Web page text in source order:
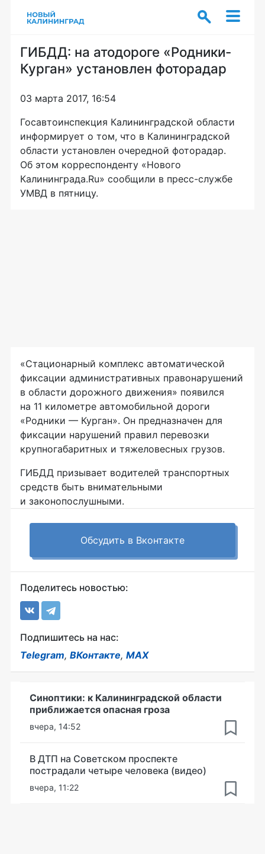
ГИБДД: на атодороге «Родники-
Курган» установлен фоторадар
03 марта 2017, 16:54
Госавтоинспекция Калининградской области
информирует о том, что в Калининградской
области установлен очередной фоторадар.
Об этом корреспонденту «Нового
Калининграда.Ru» сообщили в пресс-службе
УМВД в пятницу.
«Стационарный комплекс автоматической
фиксации административных правонарушений
в области дорожного движения» появился
на 11 километре автомобильной дороги
«Родники — Курган». Он предназначен для
фиксации нарушений правил перевозки
крупногабаритных и тяжеловесных грузов.
ГИБДД призывает водителей транспортных
средств быть внимательными
и законопослушными.
Обсудить в Вконтакте
Поделитесь новостью:
Подпишитесь на нас:
Telegram, ВКонтакте, MAX
Синоптики: к Калининградской области
приближается опасная гроза
вчера, 14:52
В ДТП на Советском проспекте
пострадали четыре человека (видео)
вчера, 11:22